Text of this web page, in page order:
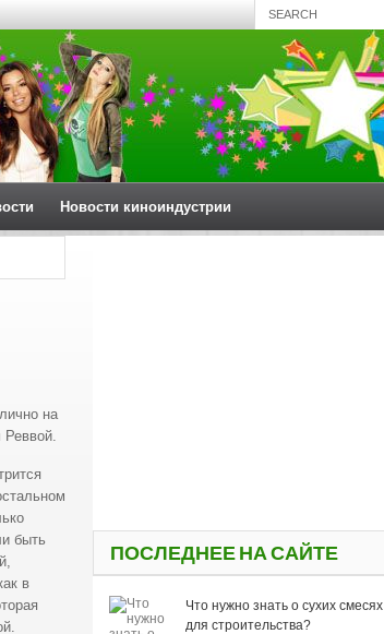
Новости киноиндустрии
на
Реввой.
быть
в
ПОСЛЕДНЕЕ НА САЙТЕ
Что нужно знать о сухих смесях
для строительства?